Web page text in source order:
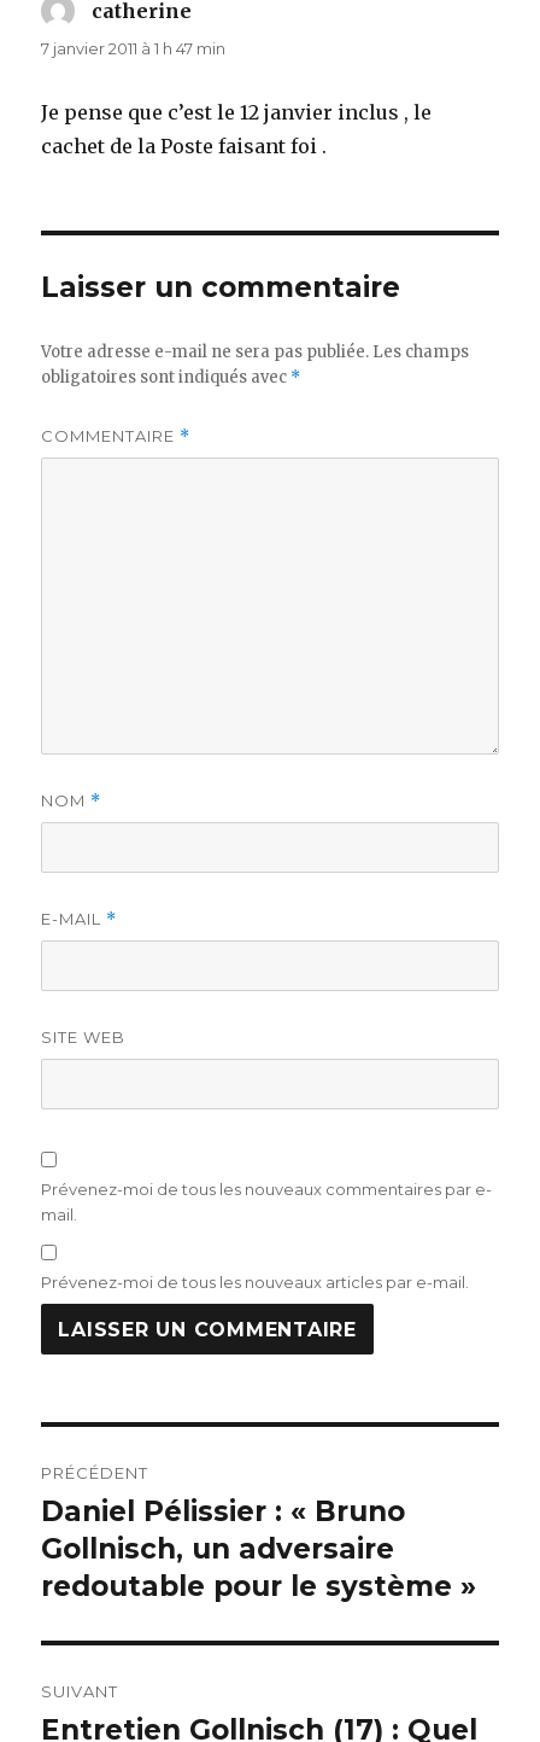
catherine
7 janvier 2011 à 1 h 47 min
Je pense que c’est le 12 janvier inclus , le
cachet de la Poste faisant foi .
Laisser un commentaire
Votre adresse e-mail ne sera pas publiée. Les champs
obligatoires sont indiqués avec *
COMMENTAIRE *
NOM *
E-MAIL *
SITE WEB
Prévenez-moi de tous les nouveaux commentaires par e-
mail.
Prévenez-moi de tous les nouveaux articles par e-mail.
de
l’article
PRÉCÉDENT
Publication
précédente :
Daniel Pélissier : « Bruno
Gollnisch, un adversaire
redoutable pour le système »
SUIVANT
Publication
Entretien Gollnisch (17) : Quel